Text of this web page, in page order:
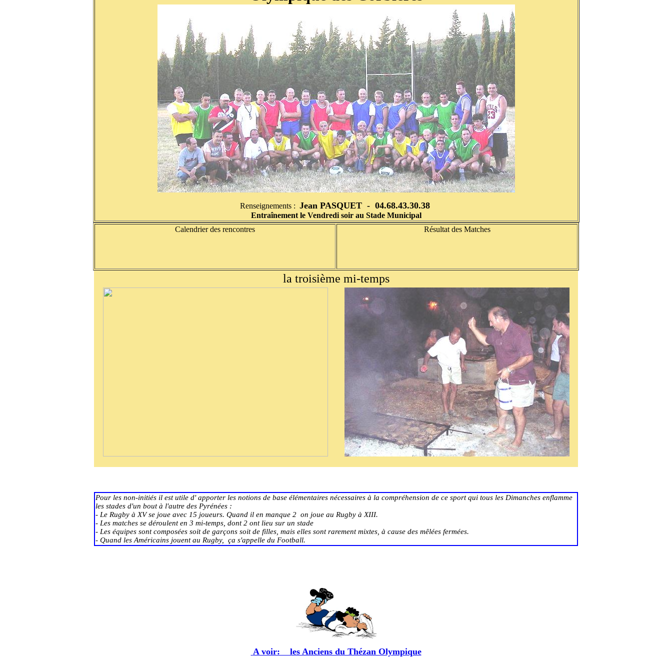
Renseignements : Jean PASQUET - 04.68.43.30.38
Entraînement le Vendredi soir au Stade Municipal
Calendrier des rencontres
Résultat des Matches
la troisième mi-temps
Pour les non-initiés il est utile d' apporter les notions de base élémentaires nécessaires à la compréhension de ce sport qui tous les Dimanches enflamme
les stades d'un bout à l'autre des Pyrénées :
- Le Rugby à XV se joue avec 15 joueurs. Quand il en manque 2 on joue au Rugby à XIII.
- Les matches se déroulent en 3 mi-temps, dont 2 ont lieu sur un stade
- Les équipes sont composées soit de garçons soit de filles, mais elles sont rarement mixtes, à cause des mêlées fermées.
- Quand les Américains jouent au Rugby, ça s'appelle du Football.
A voir: les Anciens du Thézan Olympique